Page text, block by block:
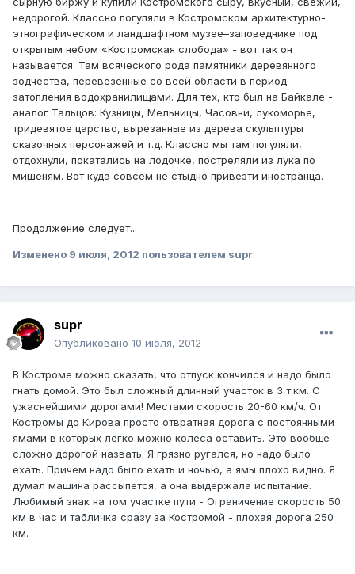
недорогой. Классно погуляли в Костромском архитектурно-
этнографическом и ландшафтном музее–заповеднике под
открытым небом «Костромская слобода» - вот так он
называется. Там всяческого рода памятники деревянного
зодчества, перевезенные со всей области в период
затопления водохранилищами. Для тех, кто был на Байкале -
аналог Тальцов: Кузницы, Мельницы, Часовни, лукоморье,
тридевятое царство, вырезанные из дерева скульптуры
сказочных персонажей и т.д. Классно мы там погуляли,
отдохнули, покатались на лодочке, постреляли из лука по
мишеням. Вот куда совсем не стыдно привезти иностранца.
Продолжение следует...
Изменено 9 июля, 2012 пользователем supr
supr
Опубликовано 10 июля, 2012
В Костроме можно сказать, что отпуск кончился и надо было
гнать домой. Это был сложный длинный участок в 3 т.км. С
ужаснейшими дорогами! Местами скорость 20-60 км/ч. От
Костромы до Кирова просто отвратная дорога с постоянными
ямами в которых легко можно колёса оставить. Это вообще
сложно дорогой назвать. Я грязно ругался, но надо было
ехать. Причем надо было ехать и ночью, а ямы плохо видно. Я
думал машина рассыпется, а она выдержала испытание.
Любимый знак на том участке пути - Ограничение скорость 50
км в час и табличка сразу за Костромой - плохая дорога 250
км.